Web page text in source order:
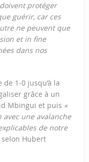
protéger
guérir, car ces
ne peuvent que
et in fine
dans nos
1-0 jusqu’à la
grâce à un
Mbingui et puis «
une avalanche
de notre
Hubert